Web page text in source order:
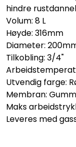
hindre
Volum: 8 L
Høyde: 316mm
Diameter:
Tilkobling: 3/4"
Utvendig farge:
Membran:
Maks
Leveres med